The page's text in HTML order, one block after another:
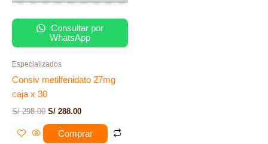
Consultar por
WhatsApp
Especializados
Consiv metilfenidato 27mg
caja x 30
S/298.00 S/ 288.00
Comprar